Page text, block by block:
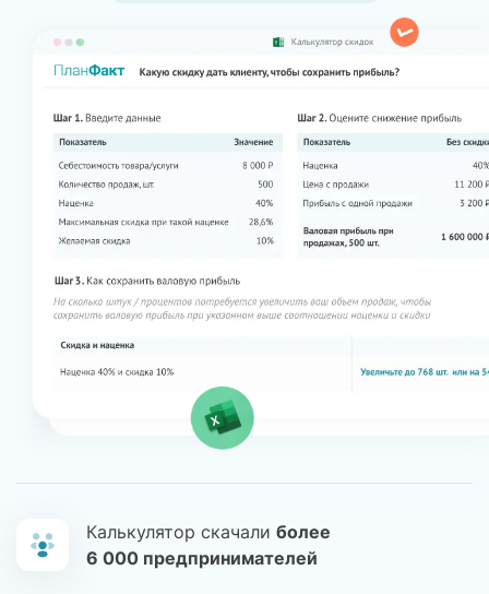
Калькулятор скачали более
6 000 предпринимателей